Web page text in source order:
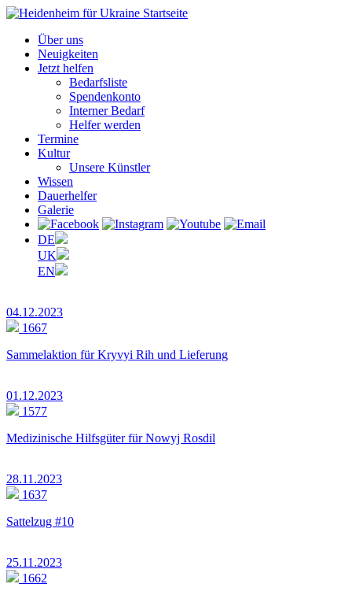
Über uns
Neuigkeiten
Jetzt helfen
Bedarfsliste
Spendenkonto
Interner Bedarf
Helfer werden
Termine
Kultur
Unsere Künstler
Wissen
Dauerhelfer
Galerie
DE
UK
EN
04.12.2023
1667
Sammelaktion für Kryvyi Rih und Lieferung
01.12.2023
1577
Medizinische Hilfsgüter für Nowyj Rosdil
28.11.2023
1637
Sattelzug #10
25.11.2023
1662